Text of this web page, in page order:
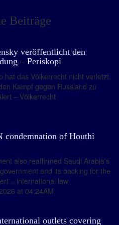
Beiträge
veröffentlicht den
– Periskopi
hat das Völkerrecht nicht verletzt.
Kampf gegen Russland zu
– Völkerrecht
condemnation of Houthi
also reaffirmed Saudi Arabia's
and its backing for the
– international law
at 04:24AM
outlets covering